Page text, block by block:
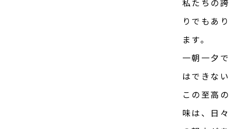
私たちの誇
りでもあり
ます。
一朝一夕で
はできない
この至高の
味は、日々